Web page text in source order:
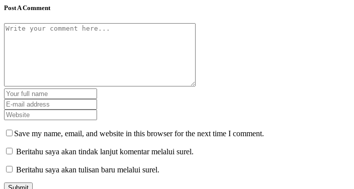
Post A Comment
Save my name, email, and website in this browser for the next time I comment.
Beritahu saya akan tindak lanjut komentar melalui surel.
Beritahu saya akan tulisan baru melalui surel.